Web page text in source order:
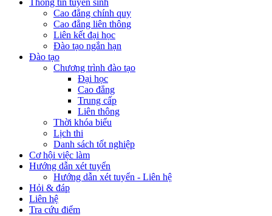
Thông tin tuyển sinh
Cao đẳng chính quy
Cao đẳng liên thông
Liên kết đại học
Đào tạo ngắn hạn
Đào tạo
Chương trình đào tạo
Đại học
Cao đẳng
Trung cấp
Liên thông
Thời khóa biểu
Lịch thi
Danh sách tốt nghiệp
Cơ hội việc làm
Hướng dẫn xét tuyển
Hướng dẫn xét tuyển - Liên hệ
Hỏi & đáp
Liên hệ
Tra cứu điểm